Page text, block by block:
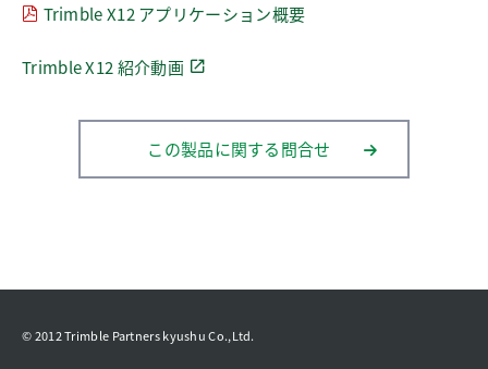
Trimble X12 アプリケーション概要
Trimble X12 紹介動画
この製品に関する問合せ
© 2012 Trimble Partners kyushu Co.,Ltd.